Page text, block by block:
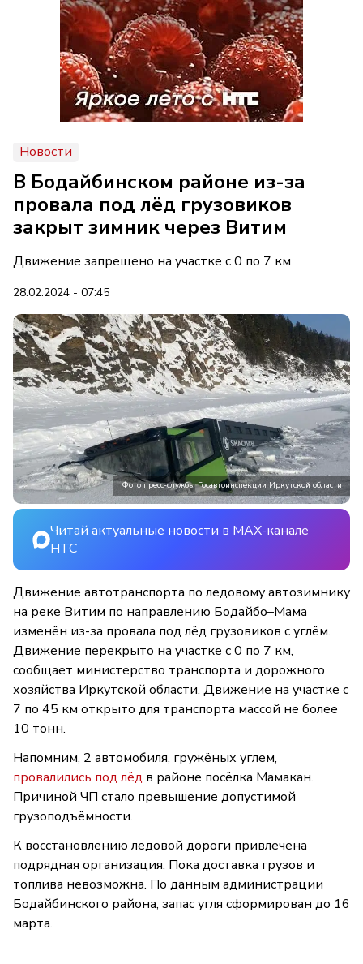
Новости
В Бодайбинском районе из-за
провала под лёд грузовиков
закрыт зимник через Витим
Движение запрещено на участке с 0 по 7 км
28.02.2024 - 07:45
Фото пресс-службы Госавтоинспекции Иркутской области
Читай актуальные новости в MAX-канале
НТС
Движение автотранспорта по ледовому автозимнику
на реке Витим по направлению Бодайбо–Мама
изменён из-за провала под лёд грузовиков с углём.
Движение перекрыто на участке с 0 по 7 км,
сообщает министерство транспорта и дорожного
хозяйства Иркутской области. Движение на участке с
7 по 45 км открыто для транспорта массой не более
10 тонн.
Напомним, 2 автомобиля, гружёных углем,
провалились под лёд в районе посёлка Мамакан.
Причиной ЧП стало превышение допустимой
грузоподъёмности.
К восстановлению ледовой дороги привлечена
подрядная организация. Пока доставка грузов и
топлива невозможна. По данным администрации
Бодайбинского района, запас угля сформирован до 16
марта.